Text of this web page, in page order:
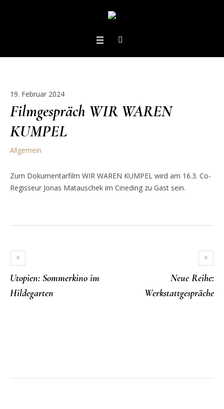
19. Februar 2024
Filmgespräch WIR WAREN
KUMPEL
Allgemein
Zum Dokumentarfilm WIR WAREN KUMPEL wird am 16.3. Co-
Regisseur Jonas Matauschek im Cineding zu Gast sein.
Utopien: Sommerkino im
Hildegarten
Neue Reihe:
Werkstattgespräche